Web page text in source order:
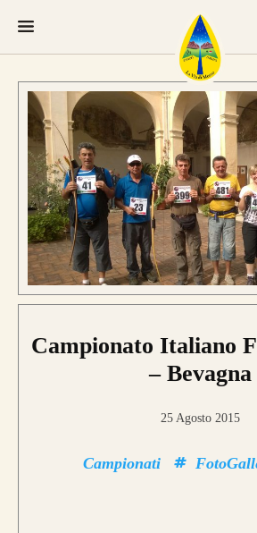
Campionato Italiano
– Bevagna
25 Agosto 2015
Campionati